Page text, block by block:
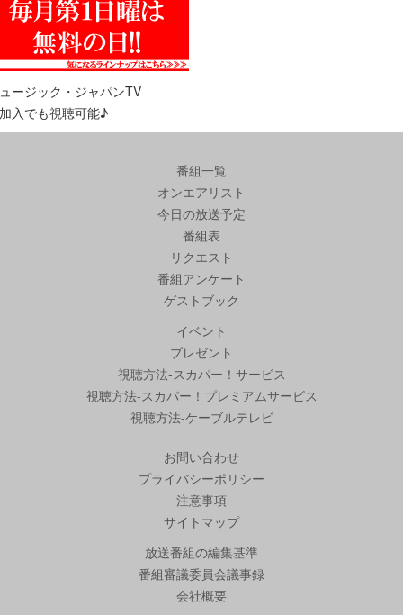
ージック・ジャパンTV
入でも視聴可能♪
番組一覧
オンエアリスト
今日の放送予定
番組表
リクエスト
番組アンケート
ゲストブック
イベント
プレゼント
視聴方法-スカパー！サービス
視聴方法-スカパー！プレミアムサービス
視聴方法-ケーブルテレビ
お問い合わせ
プライバシーポリシー
注意事項
サイトマップ
放送番組の編集基準
番組審議委員会議事録
会社概要